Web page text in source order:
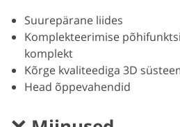
Suurepärane liides
Komplekteerimise
komplekt
Kõrge kvaliteediga 3D
Head õppevahendid